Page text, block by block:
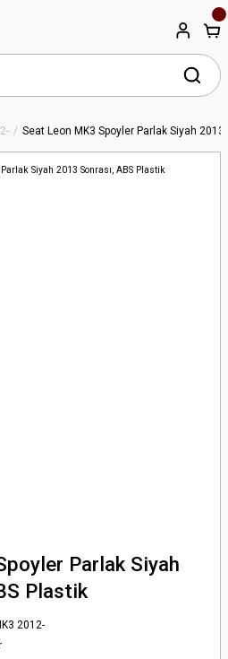
Seat Leon MK3 Spoyler Parlak Siyah 2013
Parlak Siyah
Plastik
2012-